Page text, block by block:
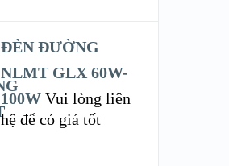
ĐÈN ĐƯỜNG
NLMT GLX 60W-
100W Vui lòng liên
hệ để có giá tốt